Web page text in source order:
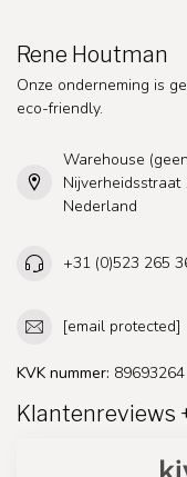
Rene Houtman
Onze onderneming is
eco-friendly.
Warehouse
Nijverheidsstraat
Nederland
+31 (0)523 265
[email protected]
KVK nummer: 89693264
Klantenreviews